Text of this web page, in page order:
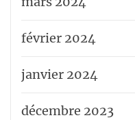
février 2024
janvier 2024
décembre 2023